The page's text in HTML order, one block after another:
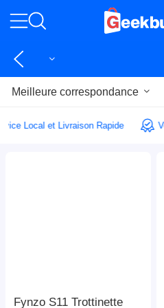
Meilleure correspondance
Local et Livraison Rapide
Fynzo S11 Trottinette